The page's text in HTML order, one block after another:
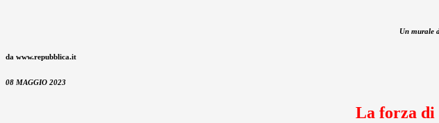
Un murale
da www.repubblica.it
08 MAGGIO 2023
La forza di